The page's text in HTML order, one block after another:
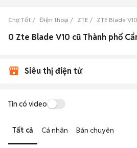
Chợ Tốt Điện thoại ZTE ZTE Blade V10
Siêu thị điện tử
Tin có video
Tất cả Cá nhân Bán chuyên